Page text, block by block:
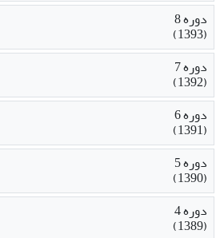
دوره 8
(1393)
دوره 7
(1392)
دوره 6
(1391)
دوره 5
(1390)
دوره 4
(1389)